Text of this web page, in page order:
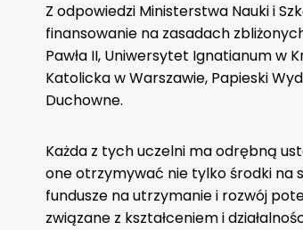
Z odpowiedzi Ministerstwa Nauki i
finansowanie na zasadach
Pawła II, Uniwersytet Ignatianum w
Katolicka w Warszawie, Papieski
Duchowne.
Każda z tych uczelni ma odrębną
one otrzymywać nie tylko środki na
fundusze na utrzymanie i rozwój
związane z kształceniem i